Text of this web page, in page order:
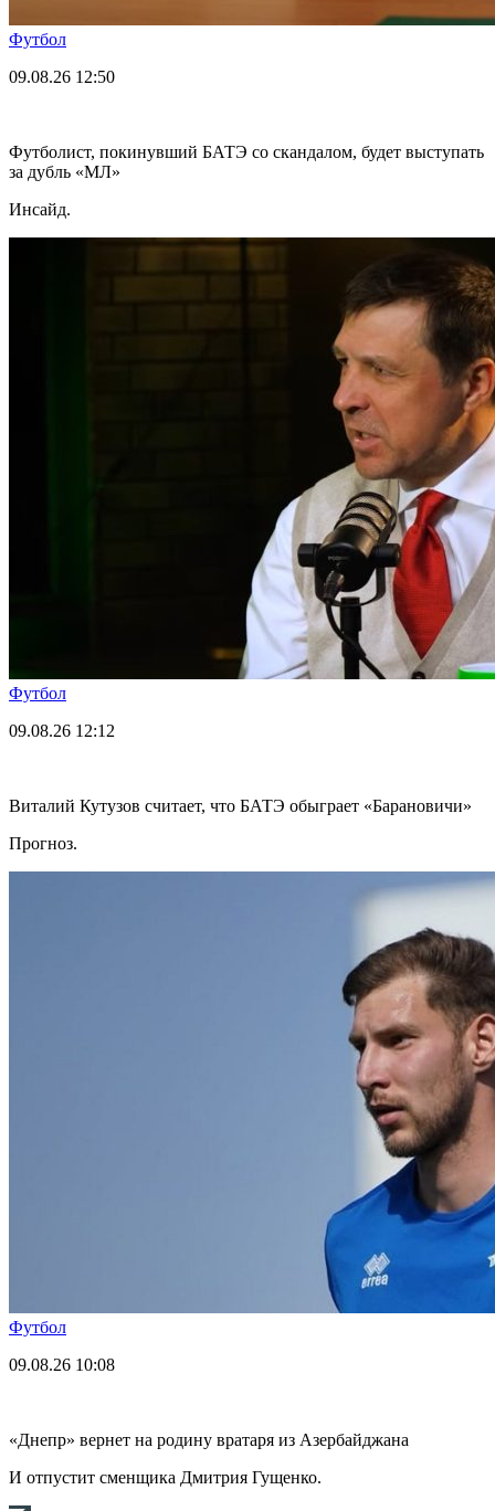
Футбол
09.08.26 12:50
Футболист, покинувший БАТЭ со скандалом, будет выступать
за дубль «МЛ»
Инсайд.
Футбол
09.08.26 12:12
Виталий Кутузов считает, что БАТЭ обыграет «Барановичи»
Прогноз.
Футбол
09.08.26 10:08
«Днепр» вернет на родину вратаря из Азербайджана
И отпустит сменщика Дмитрия Гущенко.